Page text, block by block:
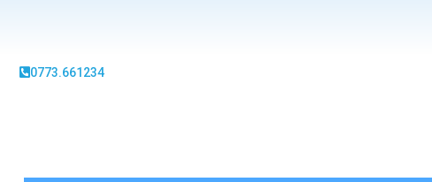
0773.661234